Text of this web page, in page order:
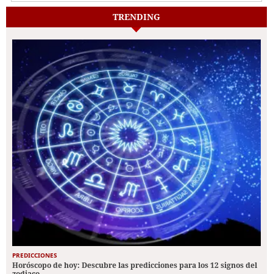
TRENDING
PREDICCIONES
Horóscopo de hoy: Descubre las predicciones para los 12 signos del